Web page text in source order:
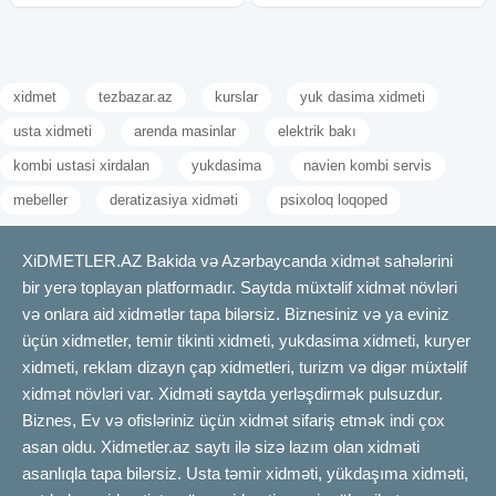
xidmet tezbazar.az kurslar yuk dasima xidmeti
usta xidmeti arenda masinlar elektrik bakı
kombi ustasi xirdalan yukdasima navien kombi servis
mebeller deratizasiya xidməti psixoloq loqoped
XiDMETLER.AZ Bakida və Azərbaycanda xidmət sahələrini
bir yerə toplayan platformadır. Saytda müxtəlif xidmət növləri
və onlara aid xidmətlər tapa bilərsiz. Biznesiniz və ya eviniz
üçün xidmetler, temir tikinti xidmeti, yukdasima xidmeti, kuryer
xidmeti, reklam dizayn çap xidmetleri, turizm və digər müxtəlif
xidmət növləri var. Xidməti saytda yerləşdirmək pulsuzdur.
Biznes, Ev və ofisləriniz üçün xidmət sifariş etmək indi çox
asan oldu. Xidmetler.az saytı ilə sizə lazım olan xidməti
asanlıqla tapa bilərsiz. Usta təmir xidməti, yükdaşıma xidməti,